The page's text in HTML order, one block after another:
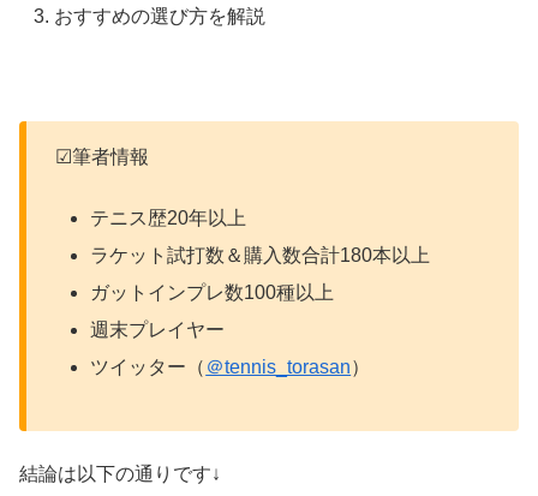
おすすめの選び方を解説
☑筆者情報
テニス歴20年以上
ラケット試打数＆購入数合計180本以上
ガットインプレ数100種以上
週末プレイヤー
ツイッター（ ＠tennis_torasan）
結論は以下の通りです↓